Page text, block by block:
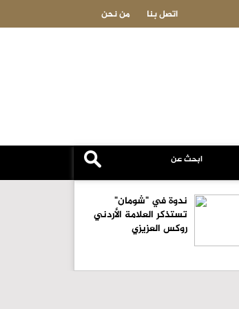
فيديو.. زلزال يهز غرفة عمليات
من نحن اتصل بنا
ندوة في "شومان"
تستذكر العلامة الأردني
روكس العزيزي